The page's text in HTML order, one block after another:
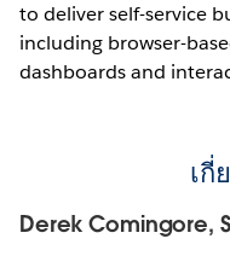
to deliver self-service
including browser-
dashboards and
เกี่
Derek Comingore,